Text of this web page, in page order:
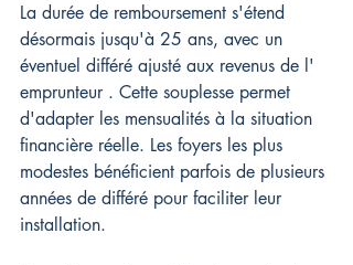
La durée de remboursement s'étend
désormais jusqu'à 25 ans, avec un
éventuel différé ajusté aux revenus de l'
emprunteur . Cette souplesse permet
d'adapter les mensualités à la situation
financière réelle. Les foyers les plus
modestes bénéficient parfois de plusieurs
années de différé pour faciliter leur
installation.